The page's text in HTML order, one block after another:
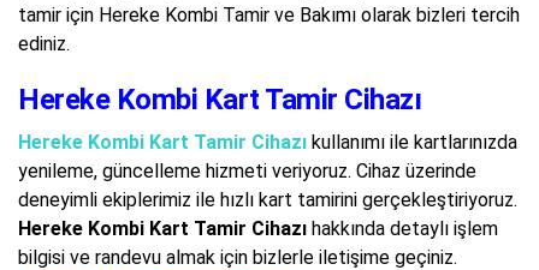
tamir için Hereke Kombi Tamir ve Bakımı olarak bizleri tercih
ediniz.
Hereke Kombi Kart Tamir Cihazı
Hereke Kombi Kart Tamir Cihazı kullanımı ile kartlarınızda
yenileme, güncelleme hizmeti veriyoruz. Cihaz üzerinde
deneyimli ekiplerimiz ile hızlı kart tamirini gerçekleştiriyoruz.
Hereke Kombi Kart Tamir Cihazı hakkında detaylı işlem
bilgisi ve randevu almak için bizlerle iletişime geçiniz.